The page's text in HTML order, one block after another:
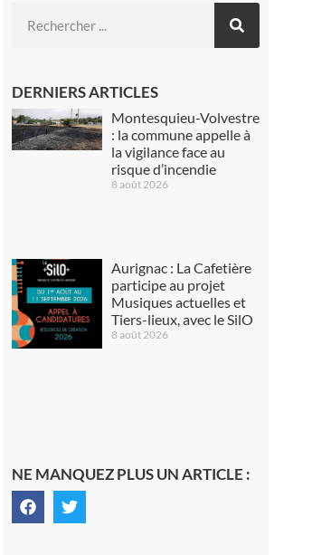
DERNIERS ARTICLES
Montesquieu-Volvestre
: la commune appelle à
la vigilance face au
risque d’incendie
8 août 2026
Aurignac : La Cafetière
participe au projet
Musiques actuelles et
Tiers-lieux, avec le SilO
8 août 2026
NE MANQUEZ PLUS UN ARTICLE :